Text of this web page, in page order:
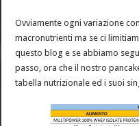
Ovviamente ogni variazione
macronutrienti ma se ci
questo blog e se abbiamo
passo, ora che il nostro
tabella nutrizionale ed i suoi